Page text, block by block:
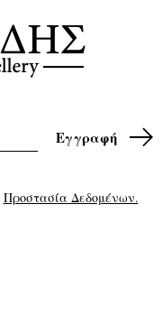
Προστασία Δεδομένων.